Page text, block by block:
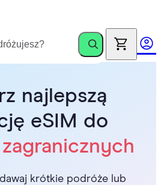
znajomych. Zyskaj do €100
najlepszą
eSIM do
krótkie podróże lub